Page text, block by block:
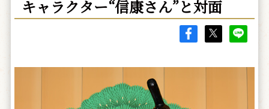
キャラクター“信康さん”と対面